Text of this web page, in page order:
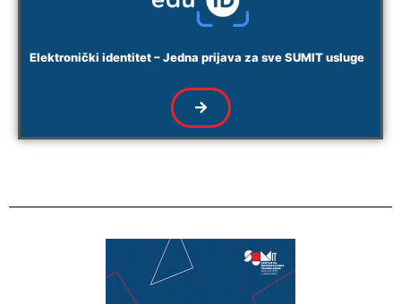
Elektronički identitet – Jedna prijava za sve SUMIT usluge